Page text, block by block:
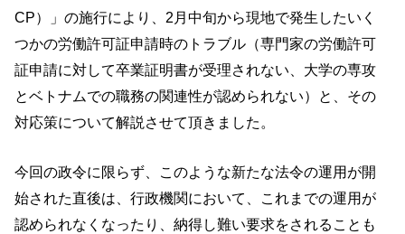
CP）」の施行により、2月中旬から現地で発生したいく
つかの労働許可証申請時のトラブル（専門家の労働許可
証申請に対して卒業証明書が受理されない、大学の専攻
とベトナムでの職務の関連性が認められない）と、その
対応策について解説させて頂きました。
今回の政令に限らず、このような新たな法令の運用が開
始された直後は、行政機関において、これまでの運用が
認められなくなったり、納得し難い要求をされることも